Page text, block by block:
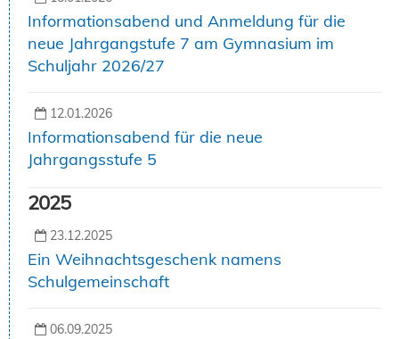
Informationsabend und Anmeldung für die
neue Jahrgangstufe 7 am Gymnasium im
Schuljahr 2026/27
12.01.2026
Informationsabend für die neue
Jahrgangsstufe 5
2025
23.12.2025
Ein Weihnachtsgeschenk namens
Schulgemeinschaft
06.09.2025